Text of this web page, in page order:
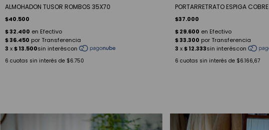
ALMOHADON TUSOR ROMBOS 35X70
$40.500
6 cuotas sin interés de $6.750
PORTARRETRATO ESPIGA COBRE
$37.000
6 cuotas sin interés de $6.166,67